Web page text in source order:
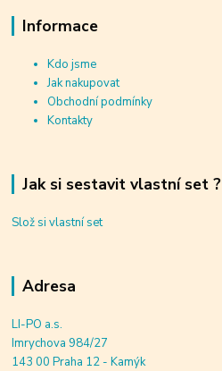
Informace
Kdo jsme
Jak nakupovat
Obchodní podmínky
Kontakty
Jak si sestavit vlastní set ?
Slož si vlastní set
Adresa
LI-PO a.s.
Imrychova 984/27
143 00 Praha 12 - Kamýk